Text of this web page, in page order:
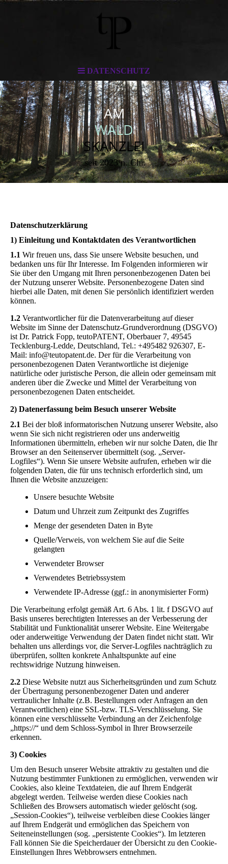
DATENSCHUTZ
AM
WALD
SKANZLEI
seit 2023 n. Chr.
Datenschutzerklärung
1) Einleitung und Kontaktdaten des Verantwortlichen
1.1 Wir freuen uns, dass Sie unsere Website besuchen, und
bedanken uns für Ihr Interesse. Im Folgenden informieren wir
Sie über den Umgang mit Ihren personenbezogenen Daten bei
der Nutzung unserer Website. Personenbezogene Daten sind
hierbei alle Daten, mit denen Sie persönlich identifiziert werden
können.
1.2 Verantwortlicher für die Datenverarbeitung auf dieser
Website im Sinne der Datenschutz-Grundverordnung (DSGVO)
ist Dr. Patrick Fopp, teutoPATENT, Oberbauer 7, 49545
Tecklenburg-Ledde, Deutschland, Tel.: +495482 926307, E-
Mail: info@teutopatent.de. Der für die Verarbeitung von
personenbezogenen Daten Verantwortliche ist diejenige
natürliche oder juristische Person, die allein oder gemeinsam mit
anderen über die Zwecke und Mittel der Verarbeitung von
personenbezogenen Daten entscheidet.
2) Datenerfassung beim Besuch unserer Website
2.1 Bei der bloß informatorischen Nutzung unserer Website, also
wenn Sie sich nicht registrieren oder uns anderweitig
Informationen übermitteln, erheben wir nur solche Daten, die Ihr
Browser an den Seitenserver übermittelt (sog. „Server-
Logfiles“). Wenn Sie unsere Website aufrufen, erheben wir die
folgenden Daten, die für uns technisch erforderlich sind, um
Ihnen die Website anzuzeigen:
Unsere besuchte Website
Datum und Uhrzeit zum Zeitpunkt des Zugriffes
Menge der gesendeten Daten in Byte
Quelle/Verweis, von welchem Sie auf die Seite
gelangten
Verwendeter Browser
Verwendetes Betriebssystem
Verwendete IP-Adresse (ggf.: in anonymisierter Form)
Die Verarbeitung erfolgt gemäß Art. 6 Abs. 1 lit. f DSGVO auf
Basis unseres berechtigten Interesses an der Verbesserung der
Stabilität und Funktionalität unserer Website. Eine Weitergabe
oder anderweitige Verwendung der Daten findet nicht statt. Wir
behalten uns allerdings vor, die Server-Logfiles nachträglich zu
überprüfen, sollten konkrete Anhaltspunkte auf eine
rechtswidrige Nutzung hinweisen.
2.2 Diese Website nutzt aus Sicherheitsgründen und zum Schutz
der Übertragung personenbezogener Daten und anderer
vertraulicher Inhalte (z.B. Bestellungen oder Anfragen an den
Verantwortlichen) eine SSL-bzw. TLS-Verschlüsselung. Sie
können eine verschlüsselte Verbindung an der Zeichenfolge
„https://“ und dem Schloss-Symbol in Ihrer Browserzeile
erkennen.
3) Cookies
Um den Besuch unserer Website attraktiv zu gestalten und die
Nutzung bestimmter Funktionen zu ermöglichen, verwenden wir
Cookies, also kleine Textdateien, die auf Ihrem Endgerät
abgelegt werden. Teilweise werden diese Cookies nach
Schließen des Browsers automatisch wieder gelöscht (sog.
„Session-Cookies“), teilweise verbleiben diese Cookies länger
auf Ihrem Endgerät und ermöglichen das Speichern von
Seiteneinstellungen (sog. „persistente Cookies“). Im letzteren
Fall können Sie die Speicherdauer der Übersicht zu den Cookie-
Einstellungen Ihres Webbrowsers entnehmen.